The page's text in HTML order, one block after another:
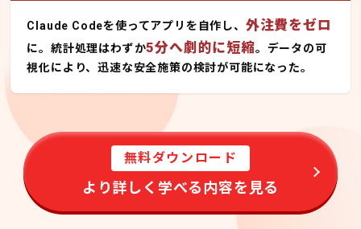
Claude Codeを使ってアプリを自作し、 外注費をゼロ
に。統計処理はわずか5分へ劇的に短縮。データの可
視化により、迅速な安全施策の検討が可能になった。
無料ダウンロード
より詳しく学べる内容を見る